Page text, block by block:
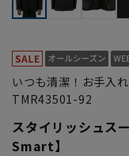
いつも清潔！お手入
TMR43501-92
スタイリッシュス
Smart】